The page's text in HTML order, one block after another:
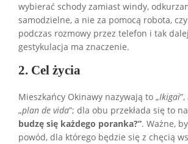
wybierać schody zamiast windy,
samodzielne, a nie za pomocą robota,
podczas rozmowy przez telefon i tak
gestykulacja ma znaczenie.
2. Cel życia
Mieszkańcy Okinawy nazywają to „Ikigai
„plan de vida”; dla obu przekłada się to na
budzę się każdego poranka?”. Ważne,
powód, dla którego będzie się z chęcią